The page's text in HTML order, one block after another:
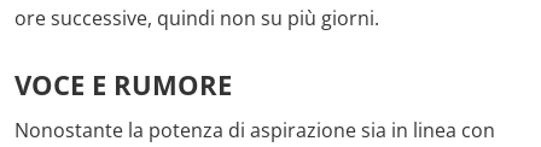
ore successive, quindi non su più giorni.
VOCE E RUMORE
Nonostante la potenza di aspirazione sia in linea con